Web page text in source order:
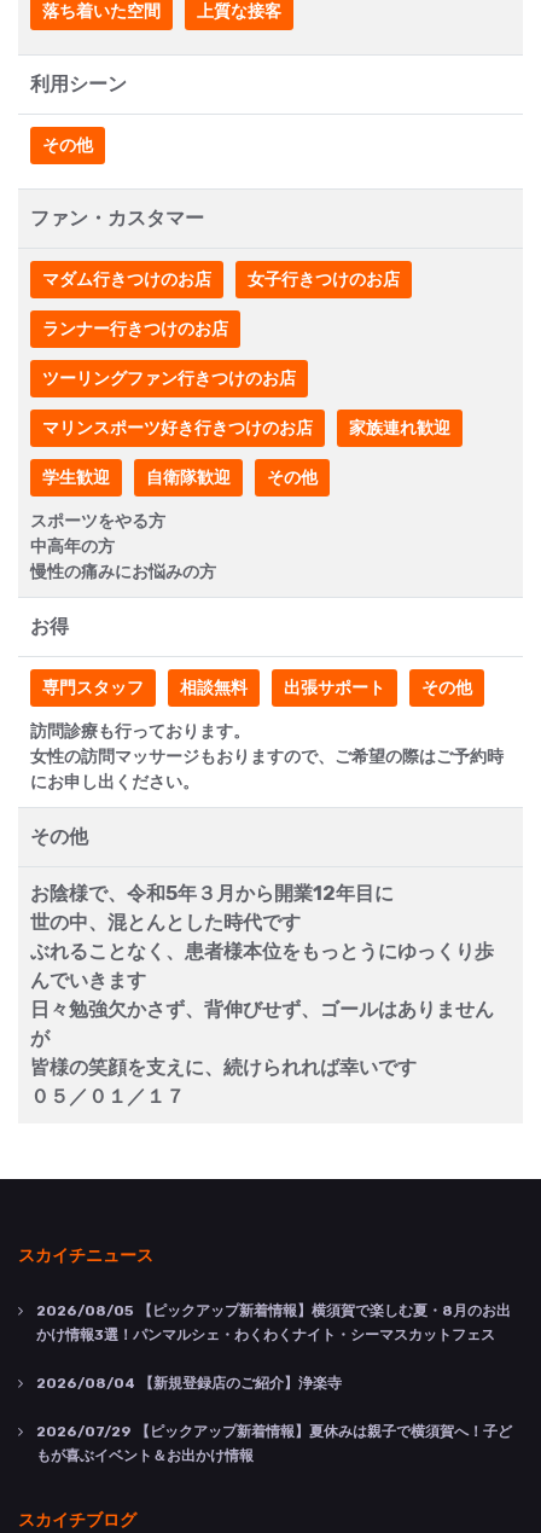
落ち着いた空間 上質な接客
利用シーン
その他
ファン・カスタマー
マダム行きつけのお店 女子行きつけのお店
ランナー行きつけのお店
ツーリングファン行きつけのお店
マリンスポーツ好き行きつけのお店 家族連れ歓迎
学生歓迎 自衛隊歓迎 その他
スポーツをやる方
中高年の方
慢性の痛みにお悩みの方
お得
専門スタッフ 相談無料 出張サポート その他
訪問診療も行っております。
女性の訪問マッサージもおりますので、ご希望の際はご予約時
にお申し出ください。
その他
お陰様で、令和5年３月から開業12年目に
世の中、混とんとした時代です
ぶれることなく、患者様本位をもっとうにゆっくり歩
んでいきます
日々勉強欠かさず、背伸びせず、ゴールはありません
が
皆様の笑顔を支えに、続けられれば幸いです
０５／０１／１７
スカイチニュース
2026/08/05 【ピックアップ新着情報】横須賀で楽しむ夏・8月のお出
かけ情報3選！パンマルシェ・わくわくナイト・シーマスカットフェス
2026/08/04 【新規登録店のご紹介】浄楽寺
2026/07/29 【ピックアップ新着情報】夏休みは親子で横須賀へ！子ど
もが喜ぶイベント＆お出かけ情報
スカイチブログ